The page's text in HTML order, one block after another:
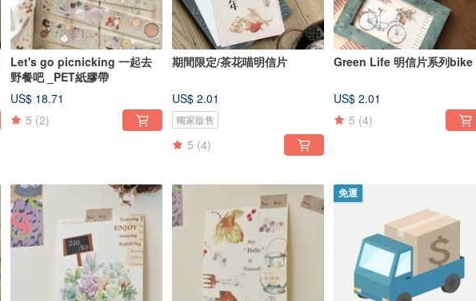
Let's go picnicking 一起去
野餐吧 _PET紙膠帶
US$ 18.71
5 (2)
期間限定/茶花喵明信片
US$ 2.01
獨家販售
5 (4)
Green Life 明信片系列bike
US$ 2.01
5 (4)
免運